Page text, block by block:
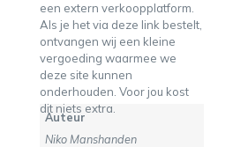
een extern verkoopplatform.
Als je het via deze link bestelt,
ontvangen wij een kleine
vergoeding waarmee we
deze site kunnen
onderhouden. Voor jou kost
dit niets extra.
Auteur
Niko Manshanden